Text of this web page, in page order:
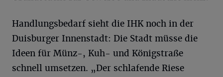
Handlungsbedarf sieht die IHK noch in der
Duisburger Innenstadt: Die Stadt müsse die
Ideen für Münz-, Kuh- und Königstraße
schnell umsetzen. „Der schlafende Riese